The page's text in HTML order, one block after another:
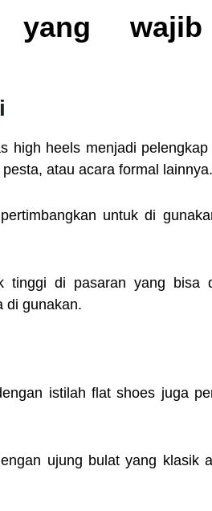
yang
high heels menjadi
atau acara formal lainnya.
untuk di
tinggi di pasaran yang bisa
di gunakan.
istilah flat shoes juga
ujung bulat yang klasik